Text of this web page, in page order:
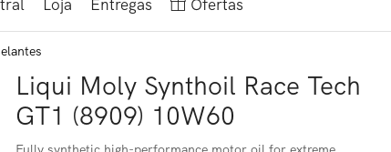
Loja Entregas Ofertas
Liqui Moly Synthoil Race Tech
GT1 (8909) 10W60